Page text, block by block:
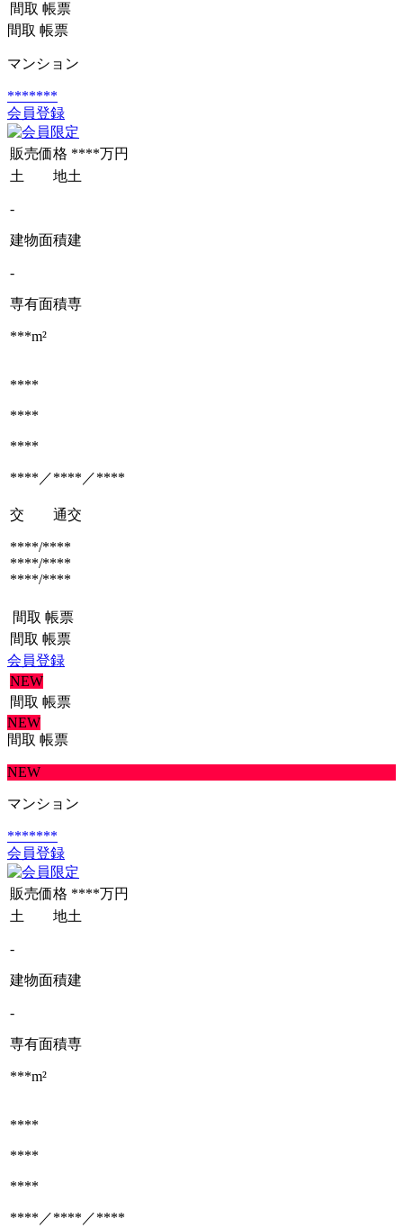
間取 帳票
間取 帳票
マンション
*******
会員登録
販売価格 ****万円
土 地土
-
建物面積建
-
専有面積専
***m²
****
****
****
****／****／****
交 通交
****/****
****/****
****/****
間取 帳票
間取 帳票
会員登録
NEW
間取 帳票
NEW
間取 帳票
NEW
マンション
*******
会員登録
販売価格 ****万円
土 地土
-
建物面積建
-
専有面積専
***m²
****
****
****
****／****／****